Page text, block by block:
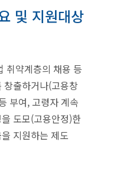
및 지원대상
취약계층의 채용 등
창출하거나(고용창
부여, 고령자 계속
도모(고용안정)한
지원하는 제도